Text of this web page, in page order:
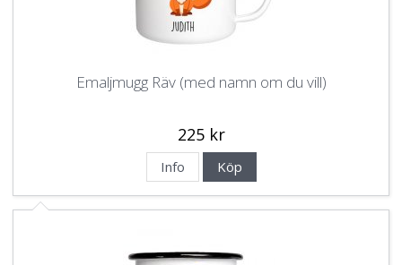
Emaljmugg Räv (med namn om du vill)
225 kr
Info Köp